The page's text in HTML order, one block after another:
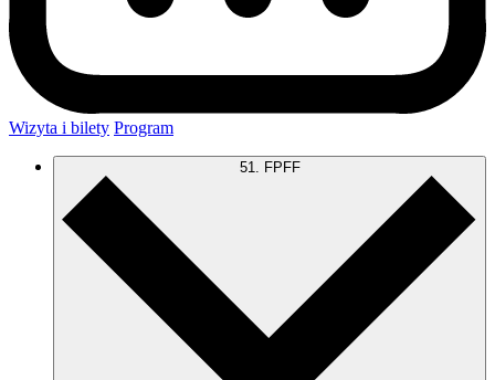
Wizyta i bilety Program
51. FPFF